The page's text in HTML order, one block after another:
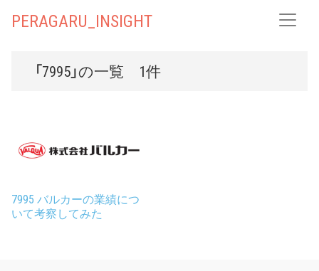
PERAGARU_INSIGHT
「7995」の一覧 1件
7995 バルカーの業績につ
いて考察してみた